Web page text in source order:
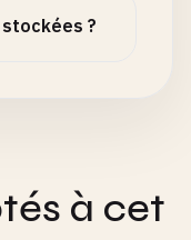
?
à cet